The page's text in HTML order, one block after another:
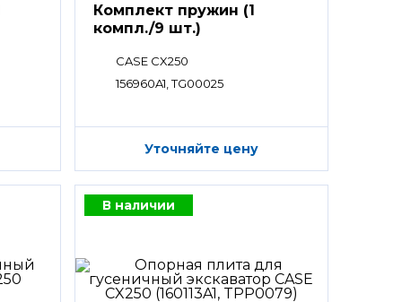
Комплект пружин (1
компл./9 шт.)
CASE CX250
156960A1, TG00025
Уточняйте цену
В наличии